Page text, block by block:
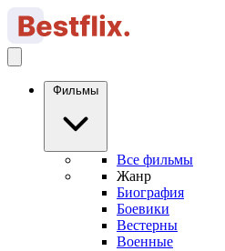
Фильмы
Все фильмы
Жанр
Биография
Боевики
Вестерны
Военные